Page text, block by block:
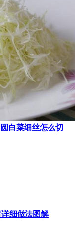
白菜细丝怎么切
详细做法图解